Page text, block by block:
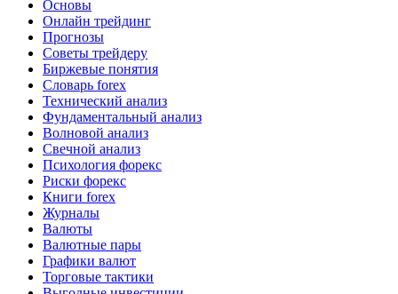
Основы
Онлайн трейдинг
Прогнозы
Советы трейдеру
Биржевые понятия
Словарь forex
Технический анализ
Фундаментальный анализ
Волновой анализ
Свечной анализ
Психология форекс
Риски форекс
Книги forex
Журналы
Валюты
Валютные пары
Графики валют
Торговые тактики